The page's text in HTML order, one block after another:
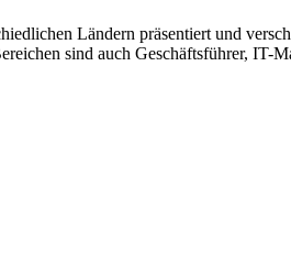
Ländern präsentiert und
sind auch Geschäftsführer, IT-